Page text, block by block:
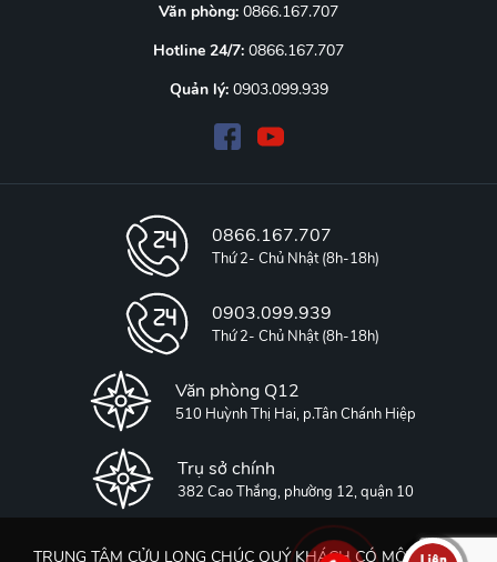
Văn phòng: 0866.167.707
Hotline 24/7: 0866.167.707
Quản lý:0903.099.939
0866.167.707
Thứ 2- Chủ Nhật (8h-18h)
0903.099.939
Thứ 2- Chủ Nhật (8h-18h)
Văn phòng Q12
510 Huỳnh Thị Hai, p.Tân Chánh Hiệp
Trụ sở chính
382 Cao Thắng, phường 12, quận 10
TRUNG TÂM CỬU LONG CHÚC QUÝ KHÁCH CÓ MỘT KHÓA